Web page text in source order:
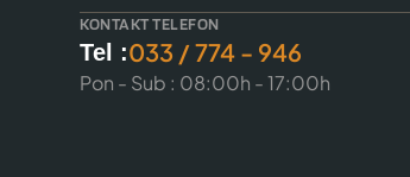
KONTAKT TELEFON
Tel :033 / 774 - 946
Pon - Sub : 08:00h - 17:00h